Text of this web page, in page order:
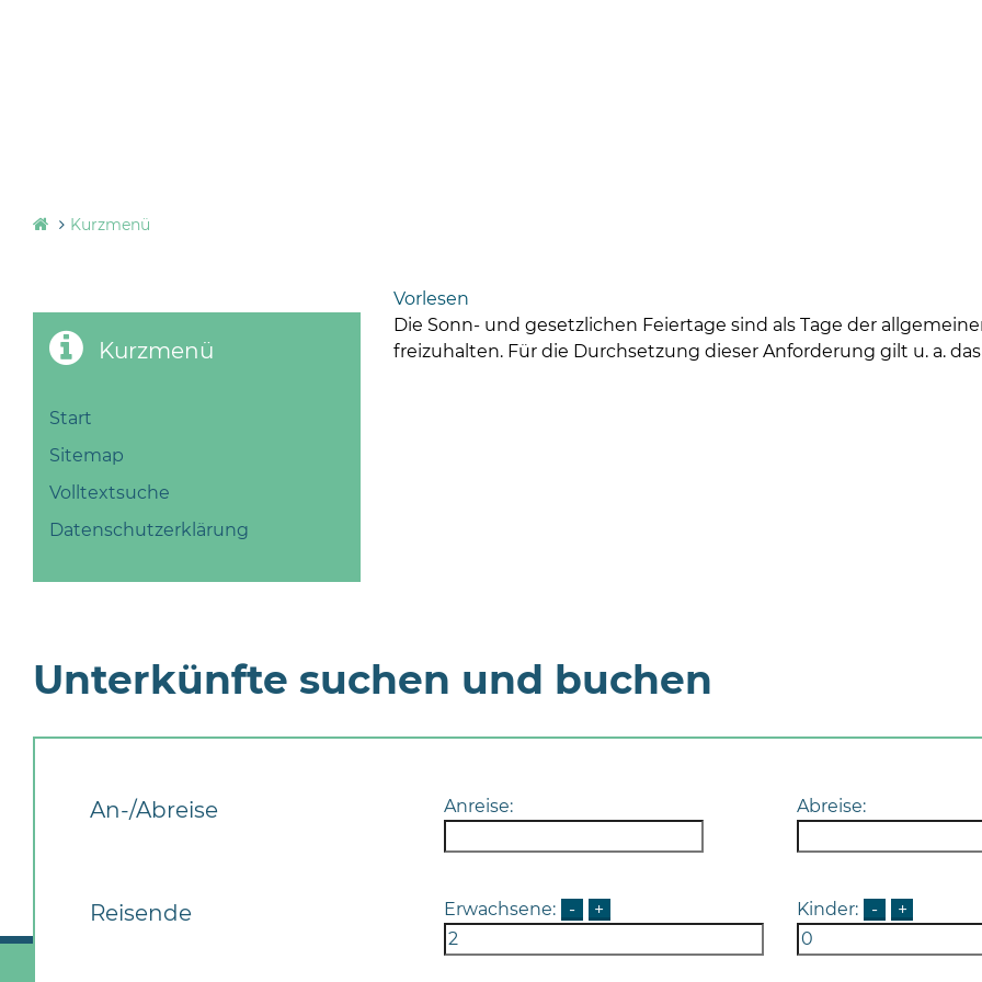
Kurzmenü
Vorlesen
Kurzmenü
Start
Sitemap
Volltextsuche
Datenschutzerklärung
Die Sonn- und gesetzlichen Feiertage sind als Tage der
freizuhalten. Für die Durchsetzung dieser Anforderung gilt u. a.
Unterkünfte suchen und buchen
An-/Abreise Anreise: Abreise:
Reisende Erwachsene: - + Kinder: - +